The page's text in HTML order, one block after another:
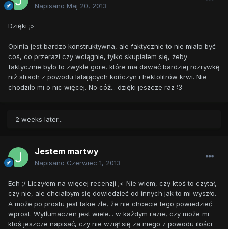
Napisano Maj 20, 2013
Dzięki ;>
Opinia jest bardzo konstruktywna, ale faktycznie to nie miało być
coś, co przerazi czy wciągnie, tylko skupiałem się, żeby
faktycznie było to zwykłe gore, które ma dawać bardziej rozrywkę
niż strach z powodu latających kończyn i hektolitrów krwi. Nie
chodziło mi o nic więcej. No cóż... dzięki jeszcze raz :3
2 weeks later...
Jestem martwy
Napisano Czerwiec 1, 2013
Ech ;/ Liczyłem na więcej recenzji ;< Nie wiem, czy ktoś to czytał,
czy nie, ale chciałbym się dowiedzieć od innych jak to mi wyszło.
A może po prostu jest takie złe, że nie chcecie tego powiedzieć
wprost. Wytłumaczen jest wiele... w każdym razie, czy może mi
ktoś jeszcze napisać, czy nie wziął się za niego z powodu ilości